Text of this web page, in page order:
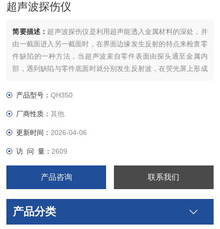
超声波探伤仪
简要描述： 超声波探伤仪是利用超声能透入金属材料的深处，并
由一截面进入另一截面时，在界面边缘发生反射的特点来检查零
件缺陷的一种方法，当超声波束自零件表面由探头通至金属内
部，遇到缺陷与零件底面时就分别发生反射波，在荧光屏上形成
产品型号：QH350
厂商性质：其他
更新时间： 2026-04-06
访 问 量： 2609
产品咨询 联系我们
产品分类